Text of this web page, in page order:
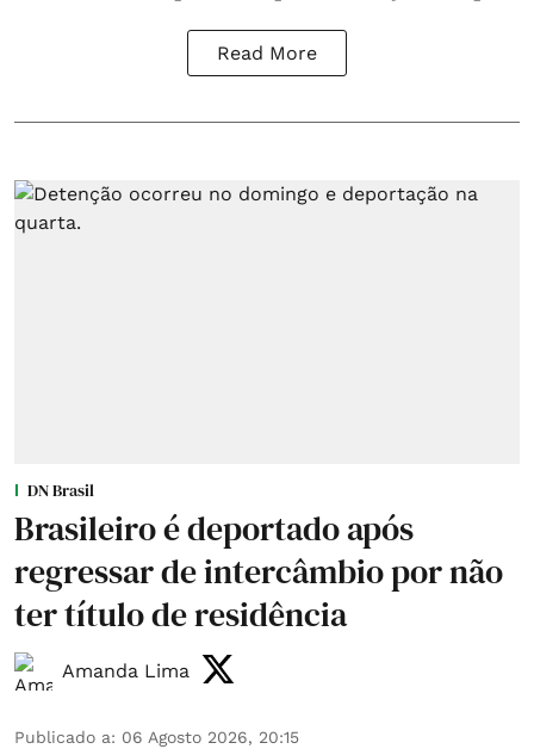
Read More
DN Brasil
Brasileiro é deportado após
regressar de intercâmbio por não
ter título de residência
Amanda Lima
Publicado a: 06 Agosto 2026, 20:15